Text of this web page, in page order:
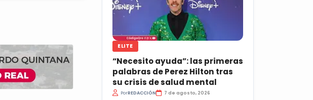
ELITE
“Necesito ayuda”: las primeras
palabras de Perez Hilton tras
su crisis de salud mental
PorREDACCIÓN 7 de agosto, 2026